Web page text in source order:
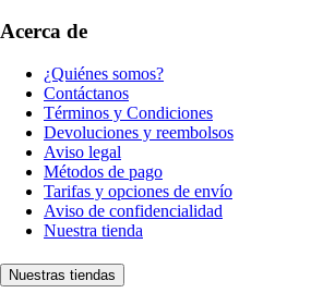
Acerca de
¿Quiénes somos?
Contáctanos
Términos y Condiciones
Devoluciones y reembolsos
Aviso legal
Métodos de pago
Tarifas y opciones de envío
Aviso de confidencialidad
Nuestra tienda
Nuestras tiendas